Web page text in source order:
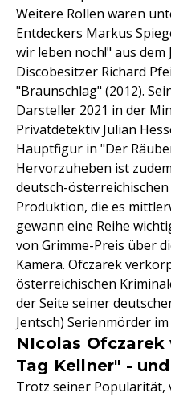
Weitere Rollen waren
Entdeckers Markus
wir leben noch!" aus dem
Discobesitzer Richard
"Braunschlag" (2012).
Darsteller 2021 in der
Privatdetektiv Julian
Hauptfigur in "Der
Hervorzuheben ist
deutsch-
Produktion, die es
gewann eine Reihe
von Grimme-Preis über
Kamera. Ofczarek
österreichischen
der Seite seiner
Jentsch) Serienmörder
NIcolas
Tag Kellner" -
Trotz seiner Popularität,